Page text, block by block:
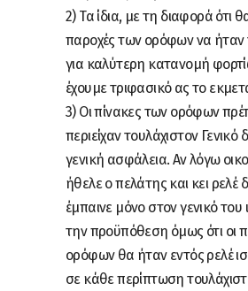
2) Τα ίδια, με τη διαφορά ότι
παροχές των ορόφων να ήταν
για καλύτερη κατανομή
έχουμε τριφασικό ας το
3) Οι πίνακες των ορόφων
περιείχαν τουλάχιστον Γενικό
γενική ασφάλεια. Αν λόγω
ήθελε ο πελάτης και κει ρελέ
έμπαινε μόνο στον γενικό του
την προϋπόθεση όμως ότι οι
ορόφων θα ήταν εντός ρελέ
σε κάθε περίπτωση